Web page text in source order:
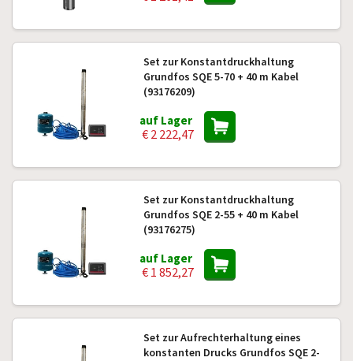
Set zur Konstantdruckhaltung
Grundfos SQE 5-70 + 40 m Kabel
(93176209)
auf Lager
€ 2 222,47
Set zur Konstantdruckhaltung
Grundfos SQE 2-55 + 40 m Kabel
(93176275)
auf Lager
€ 1 852,27
Set zur Aufrechterhaltung eines
konstanten Drucks Grundfos SQE 2-